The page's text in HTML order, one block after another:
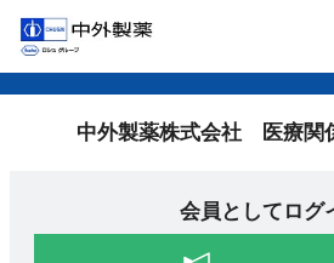
中外製薬株式会社 医療関
会員としてログ